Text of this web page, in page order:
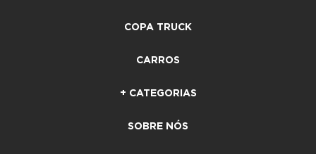
COPA TRUCK
CARROS
+ CATEGORIAS
SOBRE NÓS